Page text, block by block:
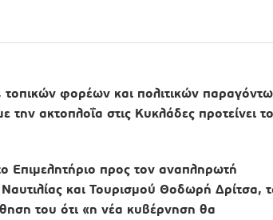
φορέων και πολιτικών
την ακτοπλοΐα στις Κυκλάδες προτείνει το
Επιμελητήριο προς τον αναπληρωτή
και Τουρισμού Θοδωρή Δρίτσα,
του ότι «η νέα κυβέρνηση θα